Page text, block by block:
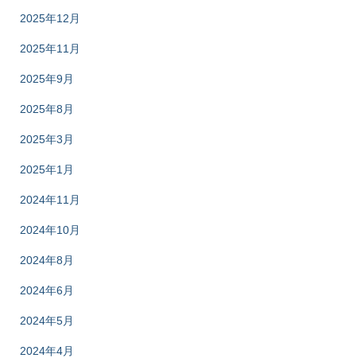
2025年12月
2025年11月
2025年9月
2025年8月
2025年3月
2025年1月
2024年11月
2024年10月
2024年8月
2024年6月
2024年5月
2024年4月